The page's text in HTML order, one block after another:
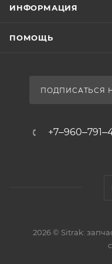
ИНФОРМАЦИЯ
ПОМОЩЬ
ПОДПИСАТЬСЯ
2026 © Sitrak: